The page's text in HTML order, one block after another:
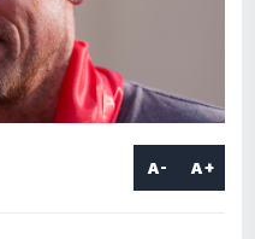
A- A+